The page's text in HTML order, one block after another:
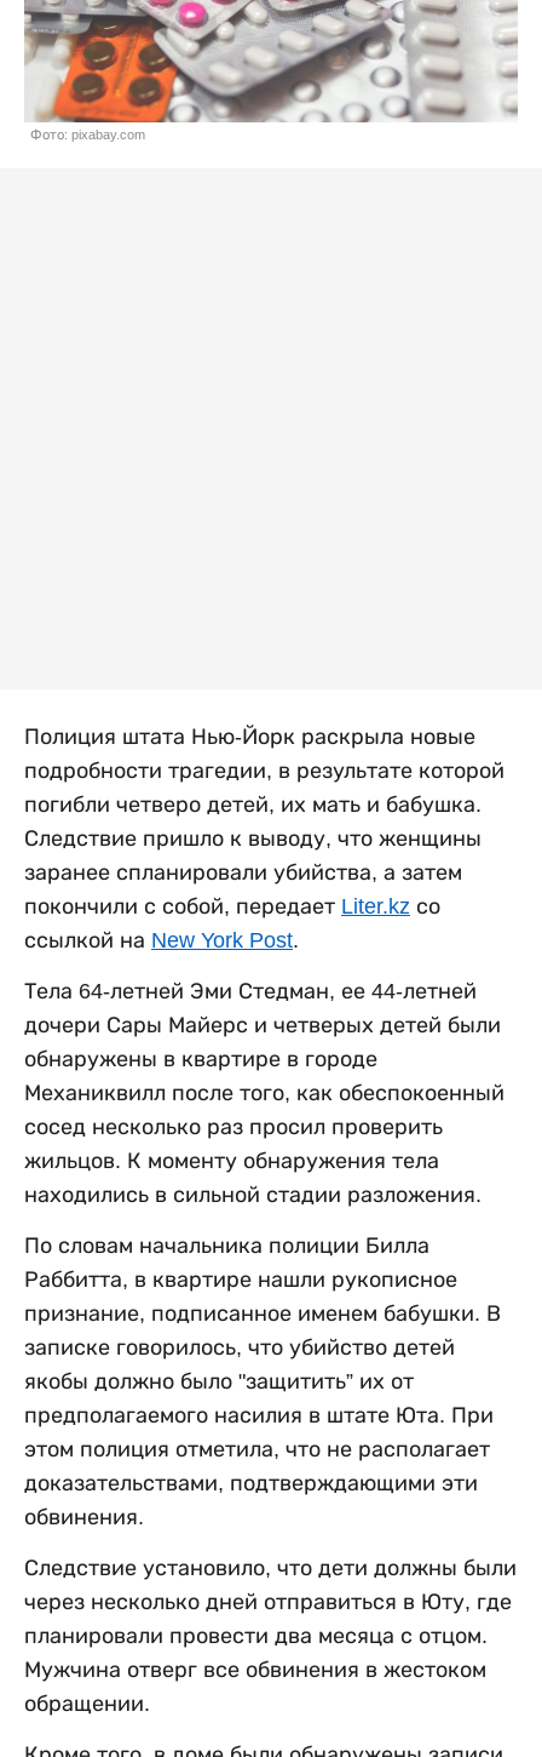
Фото: pixabay.com
Полиция штата Нью-Йорк раскрыла новые
подробности трагедии, в результате которой
погибли четверо детей, их мать и бабушка.
Следствие пришло к выводу, что женщины
заранее спланировали убийства, а затем
покончили с собой, передает Liter.kz со
ссылкой на New York Post.
Тела 64-летней Эми Стедман, ее 44-летней
дочери Сары Майерс и четверых детей были
обнаружены в квартире в городе
Механиквилл после того, как обеспокоенный
сосед несколько раз просил проверить
жильцов. К моменту обнаружения тела
находились в сильной стадии разложения.
По словам начальника полиции Билла
Раббитта, в квартире нашли рукописное
признание, подписанное именем бабушки. В
записке говорилось, что убийство детей
якобы должно было "защитить” их от
предполагаемого насилия в штате Юта. При
этом полиция отметила, что не располагает
доказательствами, подтверждающими эти
обвинения.
Следствие установило, что дети должны были
через несколько дней отправиться в Юту, где
планировали провести два месяца с отцом.
Мужчина отверг все обвинения в жестоком
обращении.